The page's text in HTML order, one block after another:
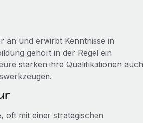
an und erwirbt Kenntnisse in
gehört in der Regel ein
stärken ihre Qualifikationen auch
oft mit einer strategischen